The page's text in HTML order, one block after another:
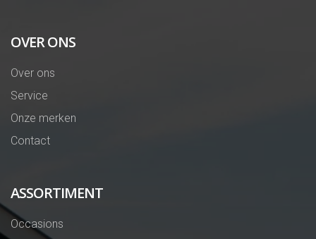
OVER ONS
Over ons
Service
Onze merken
Contact
ASSORTIMENT
Occasions